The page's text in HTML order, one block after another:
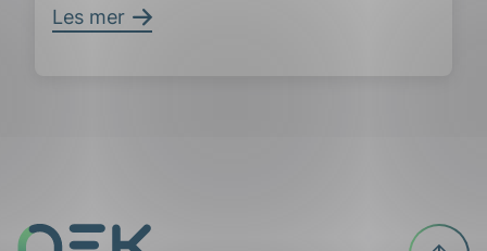
Les mer
Til